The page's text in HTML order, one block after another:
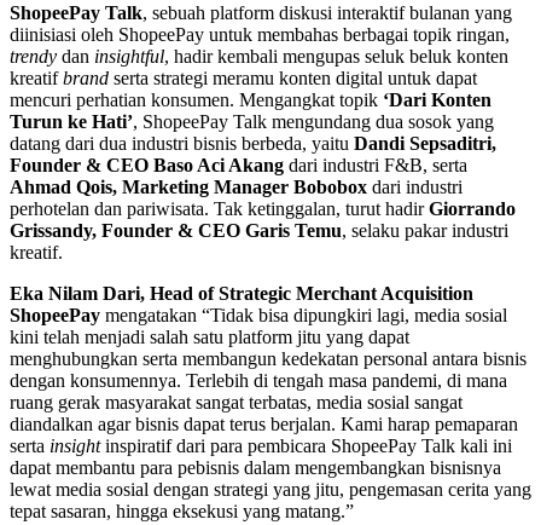
ShopeePay Talk, sebuah platform diskusi interaktif bulanan yang
diinisiasi oleh ShopeePay untuk membahas berbagai topik ringan,
trendy dan insightful, hadir kembali mengupas seluk beluk konten
kreatifbrand serta strategi meramu konten digital untuk dapat
mencuri perhatian konsumen. Mengangkat topik ‘Dari Konten
Turun ke Hati’, ShopeePay Talk mengundang dua sosok yang
datang dari dua industri bisnis berbeda, yaitu Dandi Sepsaditri,
Founder & CEO Baso Aci Akang dari industri F&B, serta
Ahmad Qois, Marketing Manager Bobobox dari industri
perhotelan dan pariwisata. Tak ketinggalan, turut hadirGiorrando
Grissandy, Founder & CEO Garis Temu, selaku pakar industri
kreatif.
Eka Nilam Dari, Head of Strategic Merchant Acquisition
ShopeePay mengatakan “Tidak bisa dipungkiri lagi, media sosial
kini telah menjadi salah satu platform jitu yang dapat
menghubungkan serta membangun kedekatan personal antara bisnis
dengan konsumennya. Terlebih di tengah masa pandemi, di mana
ruang gerak masyarakat sangat terbatas, media sosial sangat
diandalkan agar bisnis dapat terus berjalan. Kami harap pemaparan
serta insightinspiratif dari para pembicara ShopeePay Talk kali ini
dapat membantu para pebisnis dalam mengembangkan bisnisnya
lewat media sosial dengan strategi yang jitu, pengemasan cerita yang
tepat sasaran, hingga eksekusi yang matang.”